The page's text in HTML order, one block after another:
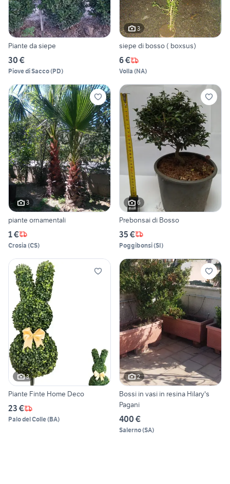
Piante da siepe
30 €
Piove di Sacco(PD)
3
siepe di bosso ( boxsus)
6 €
Volla (NA)
3
piante ornamentali
1 €
Crosia (CS)
6
Prebonsai di Bosso
35 €
Poggibonsi(SI)
3
Piante Finte Home Deco
23 €
Palo del Colle(BA)
2
Bossi in vasi in resina Hilary's
Pagani
400 €
Salerno(SA)